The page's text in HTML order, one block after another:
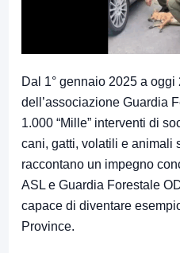
Dal 1° gennaio 2025 a oggi
dell’associazione Guardia
1.000 “Mille” interventi di
cani, gatti, volatili e animali
raccontano un impegno
ASL e Guardia Forestale
capace di diventare
Province.